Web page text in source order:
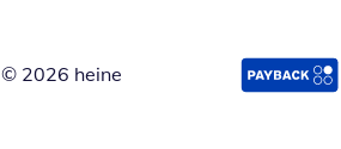
© 2026 heine